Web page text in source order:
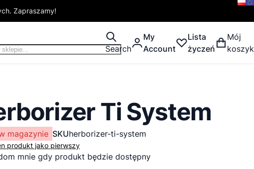
Zapraszamy!
Search
My
Account
Lista
życzeń
Mój
koszyk
Ti System
magazynie SKUherborizer-ti-system
produkt jako pierwszy
mnie gdy produkt będzie dostępny